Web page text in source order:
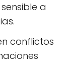
a
conflictos